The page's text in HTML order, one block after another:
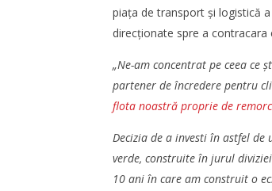
piața de transport și logistică
direcționate spre a
„Ne-am concentrat pe ceea
partener de încredere pentru
flota noastră proprie de
Decizia de a investi în astfel
verde, construite în jurul
10 ani în care am construit o